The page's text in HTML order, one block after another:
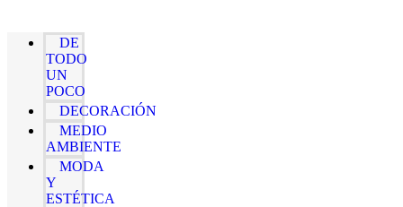
DE
TODO
UN
POCO
DECORACIÓN
MEDIO
AMBIENTE
MODA
Y
ESTÉTICA